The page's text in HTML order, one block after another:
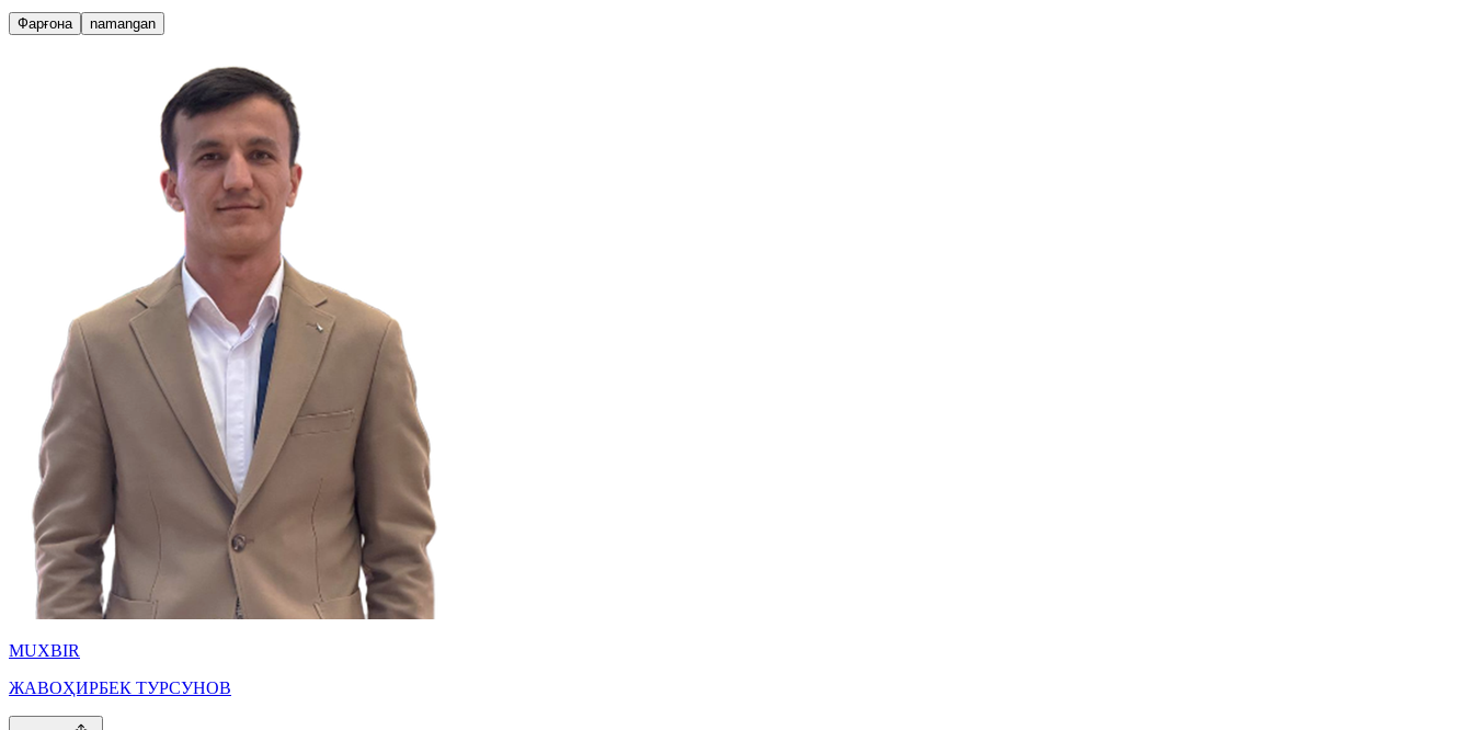
Фарғона namangan
MUXBIR
ЖАВОҲИРБЕК ТУРСУНОВ